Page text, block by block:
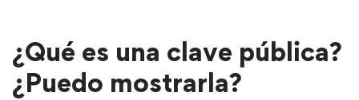
¿Qué es una clave pública?
¿Puedo mostrarla?